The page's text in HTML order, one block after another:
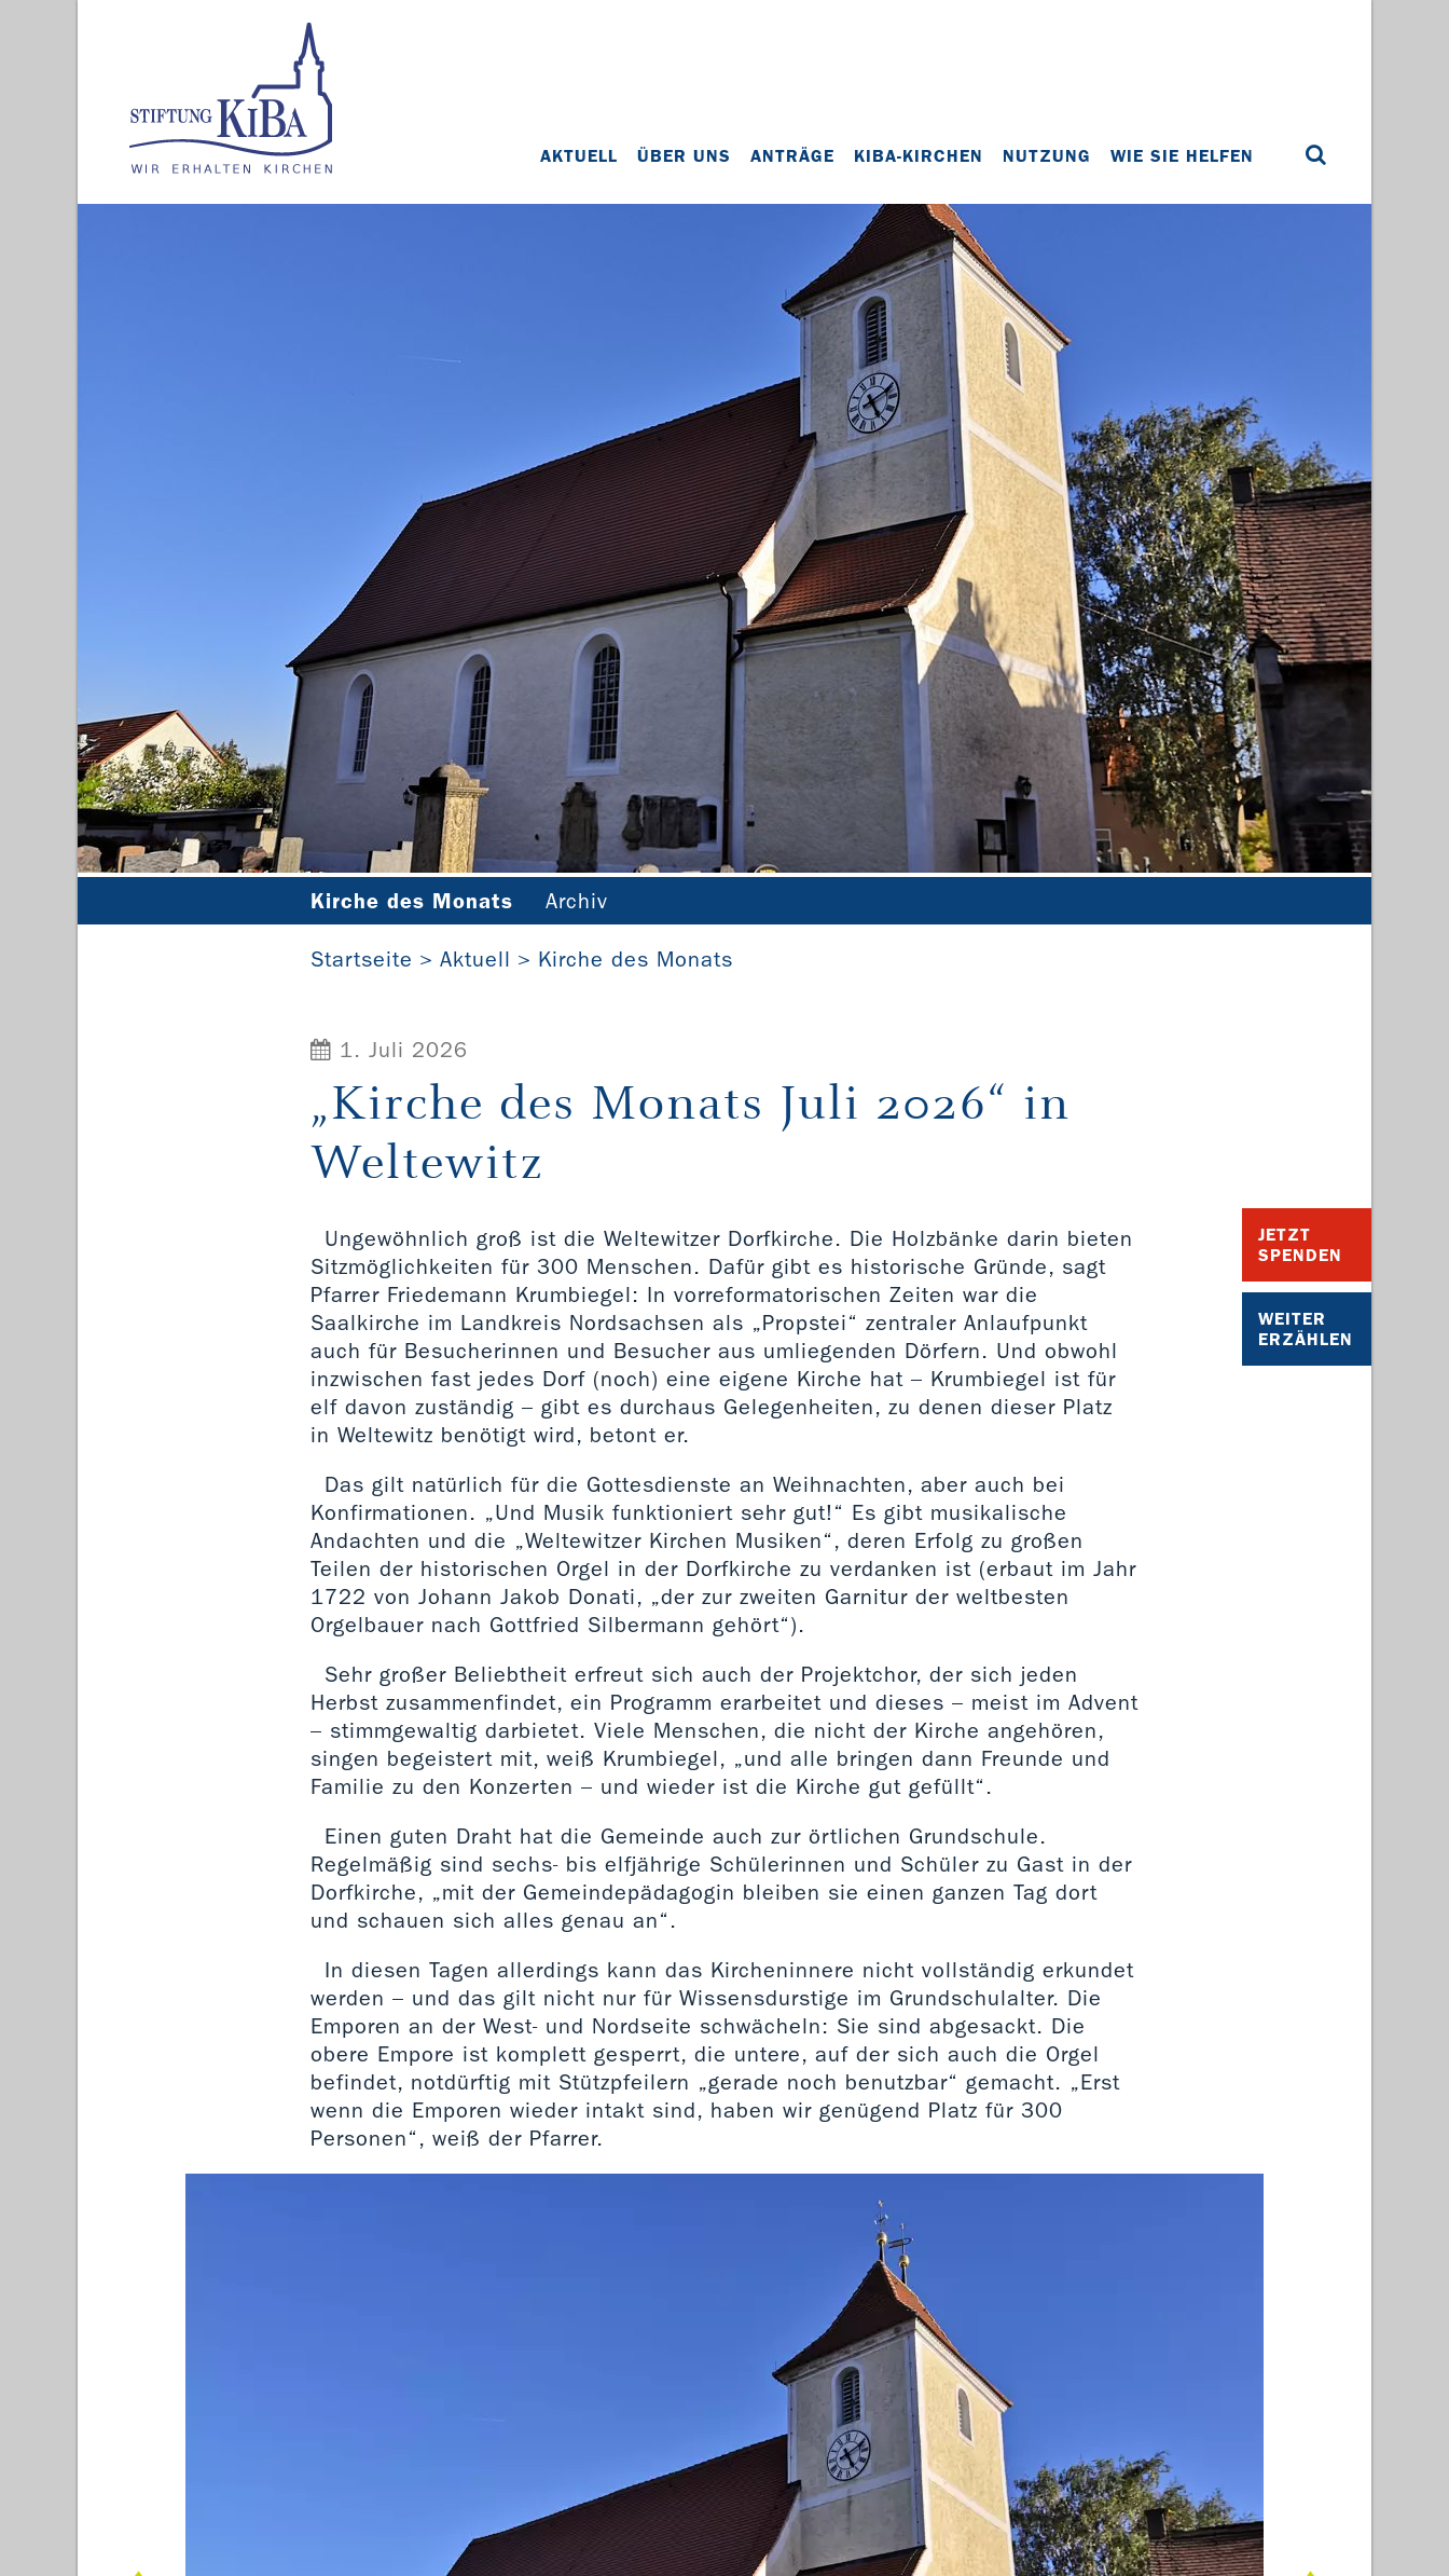
AKTUELL ÜBER UNS ANTRÄGE KIBA-KIRCHEN NUTZUNG WIE SIE HELFEN
Dorfkirche Weltewitz (Sachsen)
JETZT
SPENDEN
WEITER
ERZÄHLEN
Kirche des Monats Archiv
Startseite Aktuell Kirche des Monats
1. Juli 2026
„Kirche des Monats Juli 2026“ in
Weltewitz
Ungewöhnlich groß ist die Weltewitzer Dorfkirche. Die Holzbänke darin bieten
Sitzmöglichkeiten für 300 Menschen. Dafür gibt es historische Gründe, sagt
Pfarrer Friedemann Krumbiegel: In vorreformatorischen Zeiten war die
Saalkirche im Landkreis Nordsachsen als „Propstei“ zentraler Anlaufpunkt
auch für Besucherinnen und Besucher aus umliegenden Dörfern. Und obwohl
inzwischen fast jedes Dorf (noch) eine eigene Kirche hat – Krumbiegel ist für
elf davon zuständig – gibt es durchaus Gelegenheiten, zu denen dieser Platz
in Weltewitz benötigt wird, betont er.
Das gilt natürlich für die Gottesdienste an Weihnachten, aber auch bei
Konfirmationen. „Und Musik funktioniert sehr gut!“ Es gibt musikalische
Andachten und die „Weltewitzer Kirchen Musiken“, deren Erfolg zu großen
Teilen der historischen Orgel in der Dorfkirche zu verdanken ist (erbaut im Jahr
1722 von Johann Jakob Donati, „der zur zweiten Garnitur der weltbesten
Orgelbauer nach Gottfried Silbermann gehört“).
Sehr großer Beliebtheit erfreut sich auch der Projektchor, der sich jeden
Herbst zusammenfindet, ein Programm erarbeitet und dieses – meist im Advent
– stimmgewaltig darbietet. Viele Menschen, die nicht der Kirche angehören,
singen begeistert mit, weiß Krumbiegel, „und alle bringen dann Freunde und
Familie zu den Konzerten – und wieder ist die Kirche gut gefüllt“.
Einen guten Draht hat die Gemeinde auch zur örtlichen Grundschule.
Regelmäßig sind sechs- bis elfjährige Schülerinnen und Schüler zu Gast in der
Dorfkirche, „mit der Gemeindepädagogin bleiben sie einen ganzen Tag dort
und schauen sich alles genau an“.
In diesen Tagen allerdings kann das Kircheninnere nicht vollständig erkundet
werden – und das gilt nicht nur für Wissensdurstige im Grundschulalter. Die
Emporen an der West- und Nordseite schwächeln: Sie sind abgesackt. Die
obere Empore ist komplett gesperrt, die untere, auf der sich auch die Orgel
befindet, notdürftig mit Stützpfeilern „gerade noch benutzbar“ gemacht. „Erst
wenn die Emporen wieder intakt sind, haben wir genügend Platz für 300
Personen“, weiß der Pfarrer.